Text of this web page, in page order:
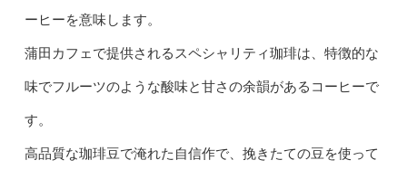
ーヒーを意味します。
蒲田カフェで提供されるスペシャリティ珈琲は、特徴的な
味でフルーツのような酸味と甘さの余韻があるコーヒーで
す。
高品質な珈琲豆で淹れた自信作で、挽きたての豆を使って